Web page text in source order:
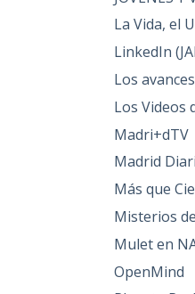
La Vida, el
LinkedIn
Los
Los Videos
Madri+dTV
Madrid
Más que
Misterios
Mulet en
OpenMind